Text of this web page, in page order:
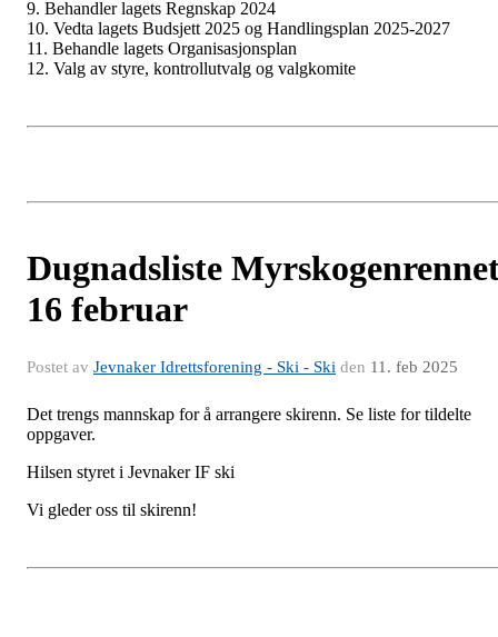
9. Behandler lagets Regnskap 2024
10. Vedta lagets Budsjett 2025 og Handlingsplan 2025-2027
11. Behandle lagets Organisasjonsplan
12. Valg av styre, kontrollutvalg og valgkomite
Dugnadsliste
16 februar
Postet av Jevnaker Idrettsforening - Ski - Ski den 11. feb 2025
Det trengs mannskap for å arrangere skirenn. Se liste for tildelte
oppgaver.
Hilsen styret i Jevnaker IF ski
Vi gleder oss til skirenn!